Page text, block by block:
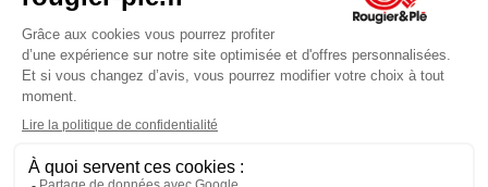
jusqu'au Mardi à 10:00
Rougier et Plé 2024 Copyright
Mentions légales
Conditions générales des ventes